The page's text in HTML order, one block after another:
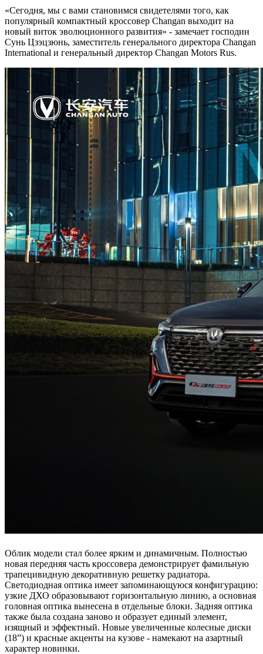
«Сегодня, мы с вами становимся свидетелями того, как
популярный компактный кроссовер Changan выходит на
новый виток эволюционного развития» - замечает господин
Сунь Цзэцзюнь, заместитель генерального директора Changan
International и генеральный директор Changan Motors Rus.
Облик модели стал более ярким и динамичным. Полностью
новая передняя часть кроссовера демонстрирует фамильную
трапецивидную декоративную решетку радиатора.
Светодиодная оптика имеет запоминающуюся конфигурацию:
узкие ДХО образовывают горизонтальную линию, а основная
головная оптика вынесена в отдельные блоки. Задняя оптика
также была создана заново и образует единый элемент,
изящный и эффектный. Новые увеличенные колесные диски
(18”) и красные акценты на кузове - намекают на азартный
характер новинки.